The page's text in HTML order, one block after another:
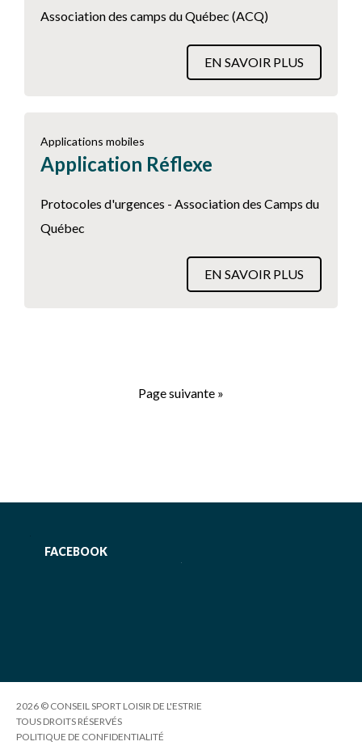
Association des camps du Québec (ACQ)
EN SAVOIR PLUS
Applications mobiles
Application Réflexe
Protocoles d'urgences - Association des Camps du
Québec
EN SAVOIR PLUS
Page suivante »
FACEBOOK
2026 © CONSEIL SPORT LOISIR DE L'ESTRIE
TOUS DROITS RÉSERVÉS
POLITIQUE DE CONFIDENTIALITÉ